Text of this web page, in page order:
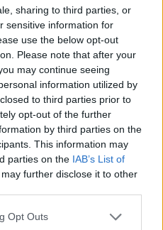
sharing to third parties, or
sensitive information for
use the below opt-out
Please note that after your
may continue seeing
information utilized by
to third parties prior to
opt-out of the further
by third parties on the
This information may
parties on the IAB’s List of
further disclose it to other
uses one or more Google
Opt Outs
τελική ανάλυση, να
πολλούς να έχουν
όμως, και τις
σε αυτό το πλαίσιο,
είναι να
Να πείσεις για
είναι το 35ωρο την
τη μέρα. Ότι η
δικαιοσύνη και
ισχυρών με την
κανονικότητα και
μια δίκαιη μετάβαση